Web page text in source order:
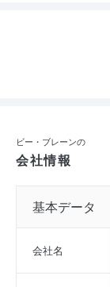
ビー・ブレーンの
会社情報
基本データ
会社名